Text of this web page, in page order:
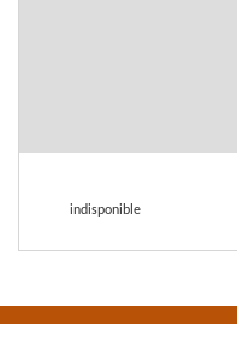
indisponible